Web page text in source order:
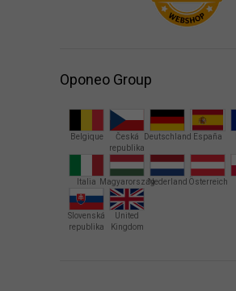
Oponeo Group
Belgique
Česká
republika
Deutschland España
Italia MagyarországNederland Österreich
Slovenská
republika
United
Kingdom